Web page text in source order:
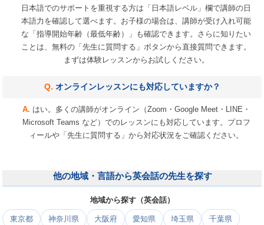
日本語でのサポートを重視する方は「日本語レベル」欄で講師の日
本語力を確認して選べます。お子様の場合は、講師が受け入れ可能
な「指導開始年齢（最低年齢）」も確認できます。さらに知りたい
ことは、無料の「先生に質問する」ボタンから直接質問できます。
まずは体験レッスンからお試しください。
オンラインレッスンにも対応していますか？
はい。多くの講師がオンライン（Zoom・Google Meet・LINE・
Microsoft Teams など）でのレッスンにも対応しています。プロフ
ィールや「先生に質問する」から対応状況をご確認ください。
他の地域・言語から英会話の先生を探す
地域から探す（英会話）
東京都 神奈川県 大阪府 愛知県 埼玉県 千葉県